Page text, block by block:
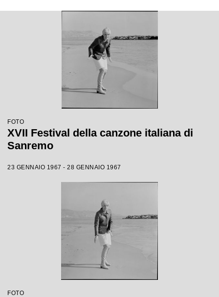
FOTO
XVII Festival della canzone italiana di
Sanremo
23 GENNAIO 1967 - 28 GENNAIO 1967
FOTO